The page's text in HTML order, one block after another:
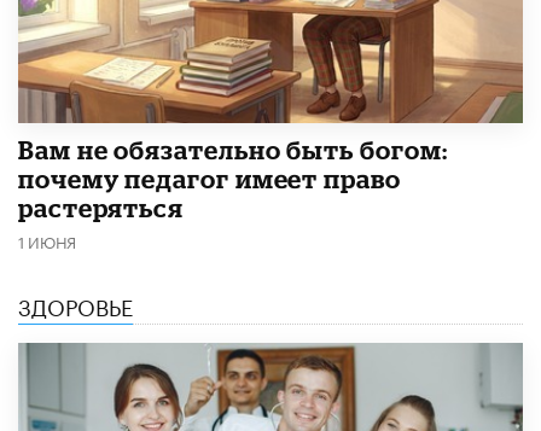
​Вам не обязательно быть богом:
почему педагог имеет право
растеряться
1 ИЮНЯ
ЗДОРОВЬЕ